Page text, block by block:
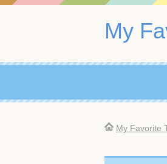
My
My Favorite